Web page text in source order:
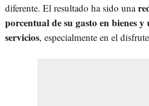
diferente. El resultado ha sido una
porcentual de su gasto en bienes
servicios, especialmente en el